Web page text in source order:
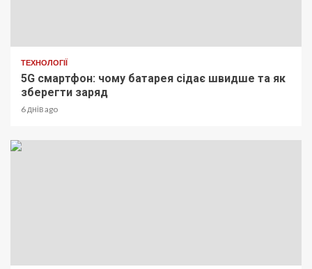
ТЕХНОЛОГІЇ
5G смартфон: чому батарея сідає швидше та як
зберегти заряд
6 днів ago